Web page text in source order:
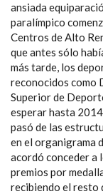
ansiada
paralímpico
Centros de Alto
que antes sólo
más tarde, los
reconocidos como
Superior de
esperar hasta
pasó de las
en el organigrama
acordó conceder a
premios por
recibiendo el resto